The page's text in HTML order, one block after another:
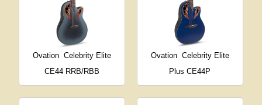
Ovation Celebrity Elite
CE44 RRB/RBB
Ovation Celebrity Elite
Plus CE44P